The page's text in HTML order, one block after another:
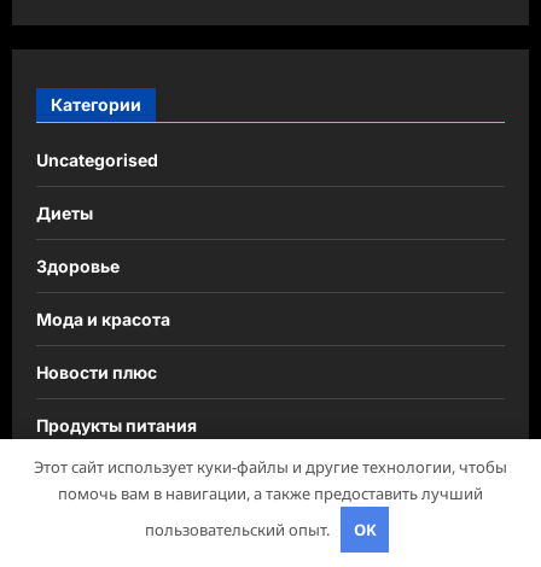
Категории
Uncategorised
Диеты
Здоровье
Мода и красота
Новости плюс
Продукты питания
Путешествия
Этот сайт использует куки-файлы и другие технологии, чтобы
помочь вам в навигации, а также предоставить лучший
пользовательский опыт.
OK